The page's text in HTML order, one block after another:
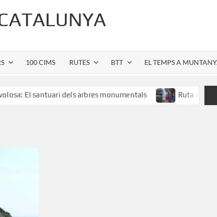
100 CIMS RUTES BTT EL TEMPS A
dels arbres monumentals Ruta al Salt de